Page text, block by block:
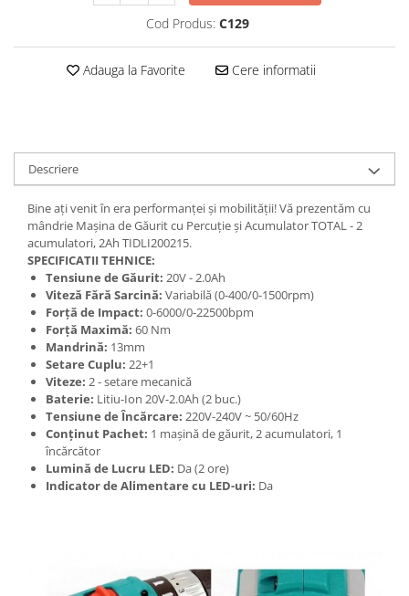
Cod Produs: C129
Adauga la Favorite Cere informatii
Descriere
Bine ați venit în era performanței și mobilității! Vă prezentăm cu
mândrie Mașina de Găurit cu Percuție și Acumulator TOTAL - 2
acumulatori, 2Ah TIDLI200215.
SPECIFICATII TEHNICE:
Tensiune de Găurit: 20V - 2.0Ah
Viteză Fără Sarcină: Variabilă (0-400/0-1500rpm)
Forță de Impact: 0-6000/0-22500bpm
Forță Maximă: 60 Nm
Mandrină: 13mm
Setare Cuplu: 22+1
Viteze: 2 - setare mecanică
Baterie: Litiu-Ion 20V-2.0Ah (2 buc.)
Tensiune de Încărcare: 220V-240V ~ 50/60Hz
Conținut Pachet: 1 mașină de găurit, 2 acumulatori, 1
încărcător
Lumină de Lucru LED: Da (2 ore)
Indicator de Alimentare cu LED-uri: Da